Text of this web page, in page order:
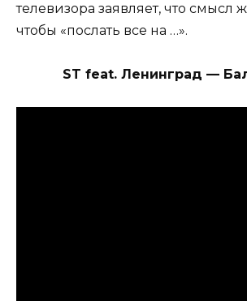
телевизора заявляет, что смысл
чтобы «послать все на …».
ST feat. Ленинград —